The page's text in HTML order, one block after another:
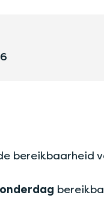
bereikbaarheid